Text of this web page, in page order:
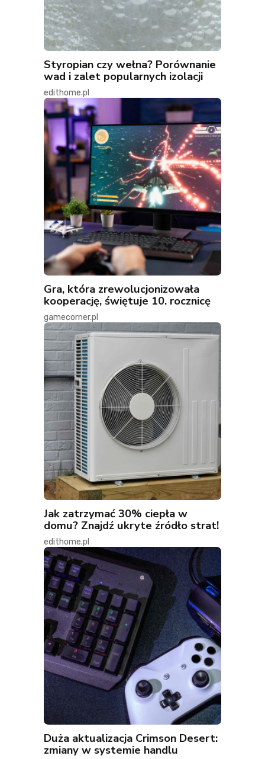
Styropian czy wełna? Porównanie
wad i zalet popularnych izolacji
edithome.pl
Gra, która zrewolucjonizowała
kooperację, świętuje 10. rocznicę
gamecorner.pl
Jak zatrzymać 30% ciepła w
domu? Znajdź ukryte źródło strat!
edithome.pl
Duża aktualizacja Crimson Desert:
zmiany w systemie handlu